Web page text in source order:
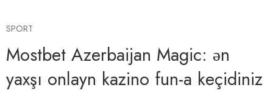
SPORT
Mostbet Azerbaijan Magic: ən
yaxşı onlayn kazino fun-a keçidiniz